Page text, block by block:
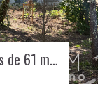
A Vendre Appartement 3 pièces de 61 m² à Saint Vincent de Tyrosse avec balcon